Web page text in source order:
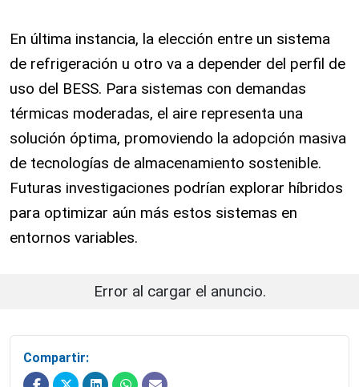
En última instancia, la elección entre un sistema
de refrigeración u otro va a depender del perfil de
uso del BESS. Para sistemas con demandas
térmicas moderadas, el aire representa una
solución óptima, promoviendo la adopción masiva
de tecnologías de almacenamiento sostenible.
Futuras investigaciones podrían explorar híbridos
para optimizar aún más estos sistemas en
entornos variables.
Error al cargar el anuncio.
Compartir: